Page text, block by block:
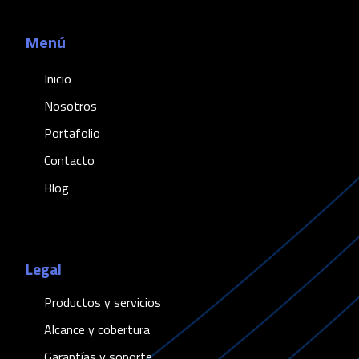
Menú
Inicio
Nosotros
Portafolio
Contacto
Blog
Legal
Productos y servicios
Alcance y cobertura